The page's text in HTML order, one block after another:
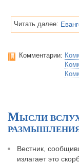
Читать далее:
Комментарии:
Мысли
Вестник,
излагает это